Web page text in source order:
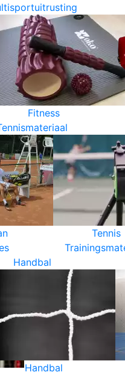
Fitness
Tennis
Handbal
Handbal